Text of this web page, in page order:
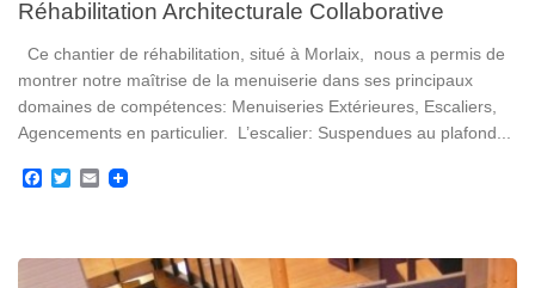
Réhabilitation Architecturale Collaborative
Ce chantier de réhabilitation, situé à Morlaix, nous a permis de
montrer notre maîtrise de la menuiserie dans ses principaux
domaines de compétences: Menuiseries Extérieures, Escaliers,
Agencements en particulier. L’escalier: Suspendues au plafond...
Facebook
Twitter
Email